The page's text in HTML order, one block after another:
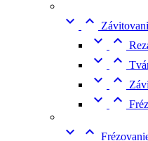
 
 
 
 
 
 